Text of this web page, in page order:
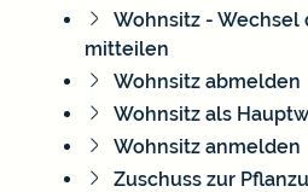
Wohnsitz -
mitteilen
Wohnsitz abmelden
Wohnsitz als
Wohnsitz anmelden
Zuschuss zur